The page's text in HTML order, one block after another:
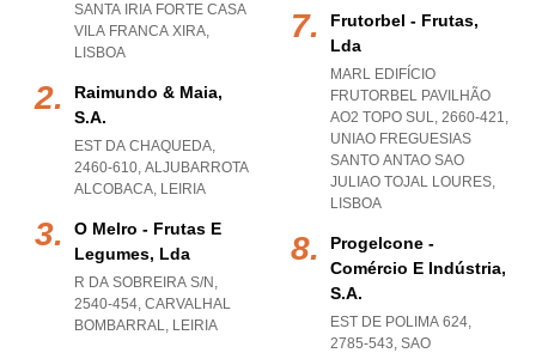
SANTA IRIA FORTE CASA
VILA FRANCA XIRA,
LISBOA
Raimundo & Maia,
S.a.
EST DA CHAQUEDA,
2460-610, ALJUBARROTA
ALCOBACA, LEIRIA
O Melro - Frutas E
Legumes, Lda
R DA SOBREIRA S/N,
2540-454, CARVALHAL
BOMBARRAL, LEIRIA
Frutorbel - Frutas,
Lda
MARL EDIFÍCIO
FRUTORBEL PAVILHÃO
AO2 TOPO SUL, 2660-421,
UNIAO FREGUESIAS
SANTO ANTAO SAO
JULIAO TOJAL LOURES,
LISBOA
Progelcone -
Comércio E Indústria,
S.a.
EST DE POLIMA 624,
2785-543, SAO